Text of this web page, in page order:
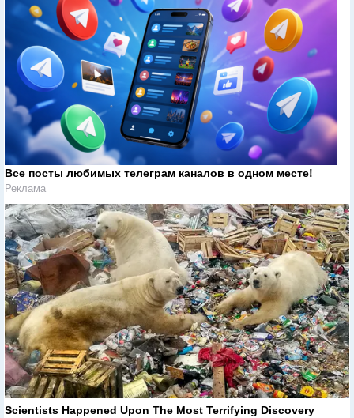
Все посты любимых телеграм каналов в одном месте!
Реклама
Scientists Happened Upon The Most Terrifying Discovery